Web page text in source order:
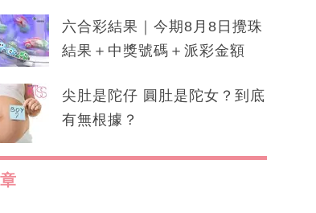
六合彩結果｜今期8月8日攪珠
結果＋中獎號碼＋派彩金額
尖肚是陀仔 圓肚是陀女？到底
有無根據？